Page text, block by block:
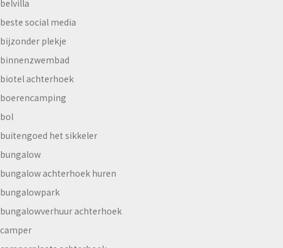
belvilla
beste social media
bijzonder plekje
binnenzwembad
biotel achterhoek
boerencamping
bol
buitengoed het sikkeler
bungalow
bungalow achterhoek huren
bungalowpark
bungalowverhuur achterhoek
camper